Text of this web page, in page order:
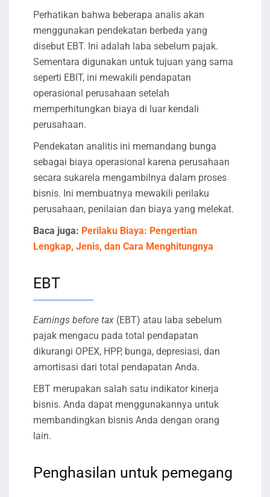
Perhatikan bahwa beberapa analis akan
menggunakan pendekatan berbeda yang
disebut EBT. Ini adalah laba sebelum pajak.
Sementara digunakan untuk tujuan yang sama
seperti EBIT, ini mewakili pendapatan
operasional perusahaan setelah
memperhitungkan biaya di luar kendali
perusahaan.
Pendekatan analitis ini memandang bunga
sebagai biaya operasional karena perusahaan
secara sukarela mengambilnya dalam proses
bisnis. Ini membuatnya mewakili perilaku
perusahaan, penilaian dan biaya yang melekat.
Baca juga: Perilaku Biaya: Pengertian
Lengkap, Jenis, dan Cara Menghitungnya
EBT
Earnings before tax (EBT) atau laba sebelum
pajak mengacu pada total pendapatan
dikurangi OPEX, HPP, bunga, depresiasi, dan
amortisasi dari total pendapatan Anda.
EBT merupakan salah satu indikator kinerja
bisnis. Anda dapat menggunakannya untuk
membandingkan bisnis Anda dengan orang
lain.
Penghasilan untuk pemegang